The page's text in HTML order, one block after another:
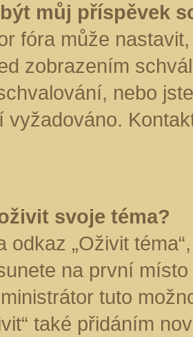
můj příspěvek
fóra může
zobrazením
nebo
vyžadováno.
svoje téma?
odkaz „Oživit
na první
tuto
také přidáním